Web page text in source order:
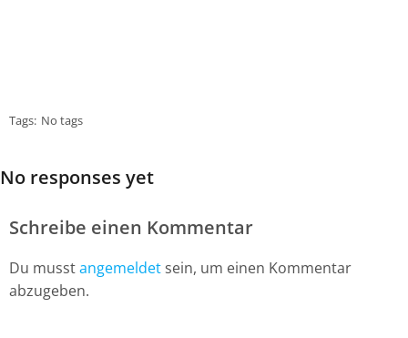
Tags: No tags
No responses yet
Schreibe einen Kommentar
Du musstangemeldet sein, um einen Kommentar
abzugeben.